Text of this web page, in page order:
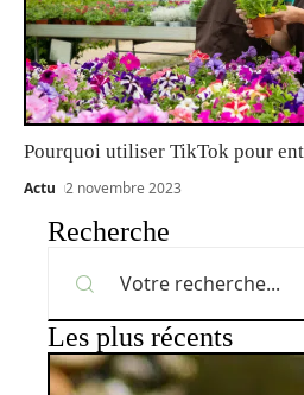
Pourquoi utiliser TikTok pour
Actu 2 novembre 2023
Recherche
Les plus récents